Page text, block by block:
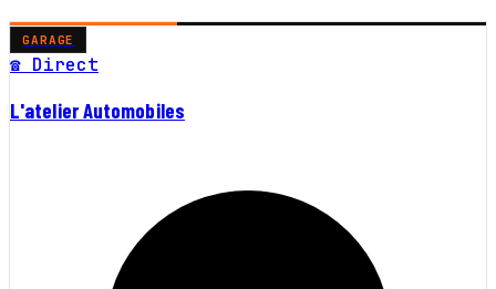
GARAGE
☎ Direct
L'atelier Automobiles